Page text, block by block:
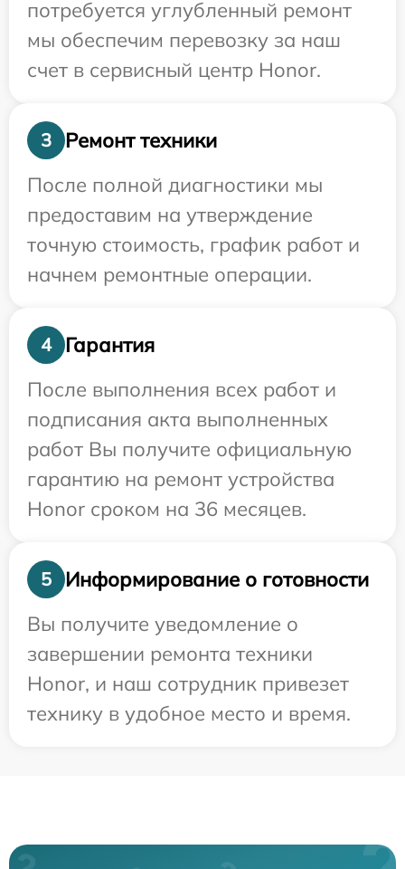
потребуется углубленный ремонт
мы обеспечим перевозку за наш
счет в сервисный центр Honor.
3
Ремонт техники
После полной диагностики мы
предоставим на утверждение
точную стоимость, график работ и
начнем ремонтные операции.
4
Гарантия
После выполнения всех работ и
подписания акта выполненных
работ Вы получите официальную
гарантию на ремонт устройства
Honor сроком на 36 месяцев.
5
Информирование о готовности
Вы получите уведомление о
завершении ремонта техники
Honor, и наш сотрудник привезет
технику в удобное место и время.